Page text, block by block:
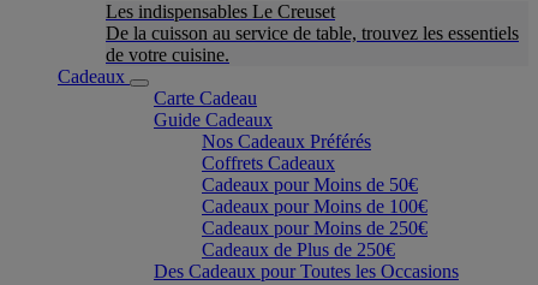
Les indispensables Le Creuset
De la cuisson au service de table, trouvez les essentiels
de votre cuisine.
Cadeaux
Carte Cadeau
Guide Cadeaux
Nos Cadeaux Préférés
Coffrets Cadeaux
Cadeaux pour Moins de 50€
Cadeaux pour Moins de 100€
Cadeaux pour Moins de 250€
Cadeaux de Plus de 250€
Des Cadeaux pour Toutes les Occasions